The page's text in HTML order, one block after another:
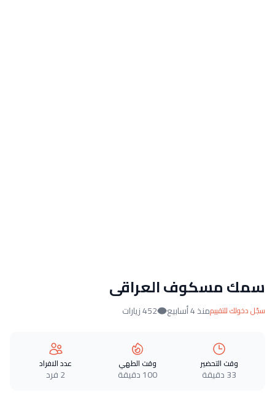
سمك مسكوف العراقى
سجّل دخولك للتقييممنذ 4 أسابيع 452 زيارات
وقت التحضير
33 دقيقة
وقت الطهي
100 دقيقة
عدد الافراد
2 فرد